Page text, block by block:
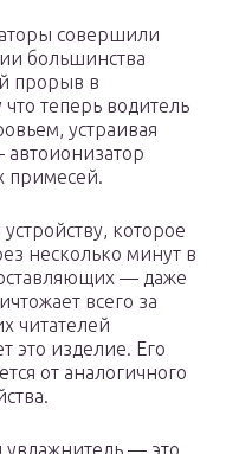
совершили
большинства
прорыв в
теперь водитель
устраивая
примесей.
которое
несколько минут в
— даже
всего за
читателей
это изделие. Его
от аналогичного
— это